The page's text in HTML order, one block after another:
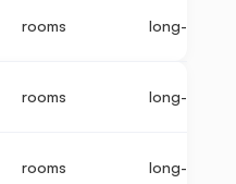
rooms long-term
rooms long-term
rooms long-term